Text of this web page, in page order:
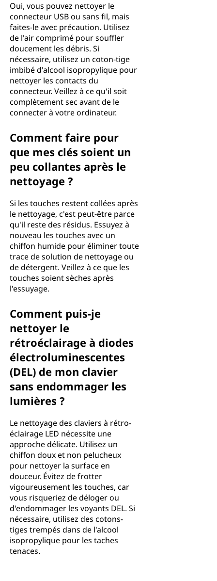
Oui, vous pouvez nettoyer le
connecteur USB ou sans fil, mais
faites-le avec précaution. Utilisez
de l'air comprimé pour souffler
doucement les débris. Si
nécessaire, utilisez un coton-tige
imbibé d'alcool isopropylique pour
nettoyer les contacts du
connecteur. Veillez à ce qu'il soit
complètement sec avant de le
connecter à votre ordinateur.
Comment faire pour
que mes clés soient un
peu collantes après le
nettoyage ?
Si les touches restent collées après
le nettoyage, c'est peut-être parce
qu'il reste des résidus. Essuyez à
nouveau les touches avec un
chiffon humide pour éliminer toute
trace de solution de nettoyage ou
de détergent. Veillez à ce que les
touches soient sèches après
l'essuyage.
Comment puis-je
nettoyer le
rétroéclairage à diodes
électroluminescentes
(DEL) de mon clavier
sans endommager les
lumières ?
Le nettoyage des claviers à rétro-
éclairage LED nécessite une
approche délicate. Utilisez un
chiffon doux et non pelucheux
pour nettoyer la surface en
douceur. Évitez de frotter
vigoureusement les touches, car
vous risqueriez de déloger ou
d'endommager les voyants DEL. Si
nécessaire, utilisez des cotons-
tiges trempés dans de l'alcool
isopropylique pour les taches
tenaces.